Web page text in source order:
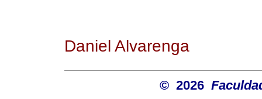
Daniel Alvarenga
© 2026